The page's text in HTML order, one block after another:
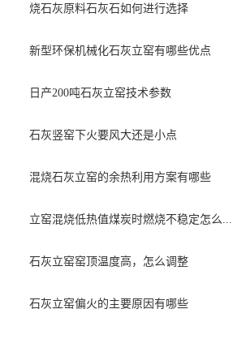
烧石灰原料石灰石如何进行选择
新型环保机械化石灰立窑有哪些优点
日产200吨石灰立窑技术参数
石灰竖窑下火要风大还是小点
混烧石灰立窑的余热利用方案有哪些
立窑混烧低热值煤炭时燃烧不稳定怎么...
石灰立窑窑顶温度高，怎么调整
石灰立窑偏火的主要原因有哪些